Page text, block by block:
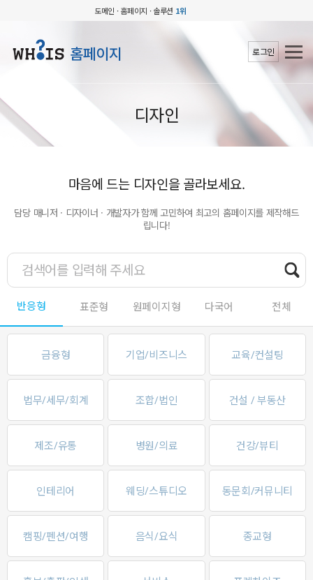
도메인 · 홈페이지 · 솔루션 1위
홈페이지 로그인
디자인
마음에 드는 디자인을 골라보세요.
담당 매니저 · 디자이너 · 개발자가 함께 고민하여 최고의 홈페이지를 제작해드
립니다!
반응형 표준형 원페이지형 다국어 전체
금융형 기업/비즈니스 교육/컨설팅
법무/세무/회계 조합/법인 건설 / 부동산
제조/유통 병원/의료 건강/뷰티
인테리어 웨딩/스튜디오 동문회/커뮤니티
캠핑/펜션/여행 음식/요식 종교형